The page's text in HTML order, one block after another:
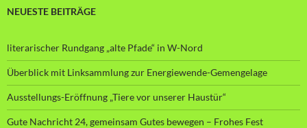
NEUESTE BEITRÄGE
literarischer Rundgang „alte Pfade“ in W-Nord
Überblick mit Linksammlung zur Energiewende-Gemengelage
Ausstellungs-Eröffnung „Tiere vor unserer Haustür“
Gute Nachricht 24, gemeinsam Gutes bewegen – Frohes Fest